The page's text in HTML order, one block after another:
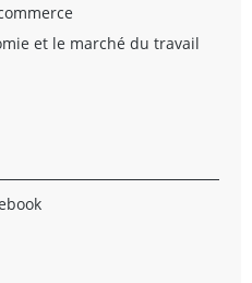
et le marché du travail